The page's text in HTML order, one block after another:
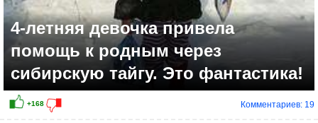
4-летняя девочка привела
помощь к родным через
сибирскую тайгу. Это фантастика!
Комментариев: 19